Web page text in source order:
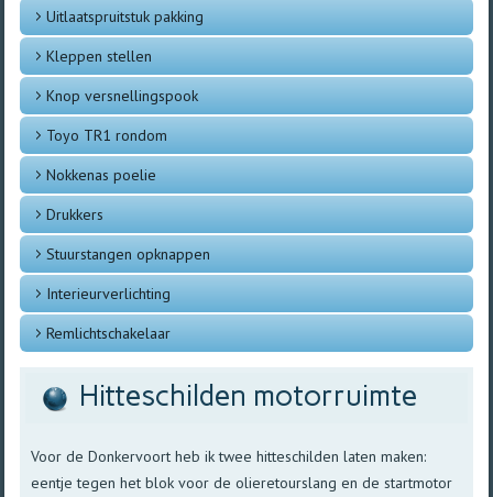
Uitlaatspruitstuk pakking
Kleppen stellen
Knop versnellingspook
Toyo TR1 rondom
Nokkenas poelie
Drukkers
Stuurstangen opknappen
Interieurverlichting
Remlichtschakelaar
Hitteschilden motorruimte
Voor de Donkervoort heb ik twee hitteschilden laten maken:
eentje tegen het blok voor de olieretourslang en de startmotor